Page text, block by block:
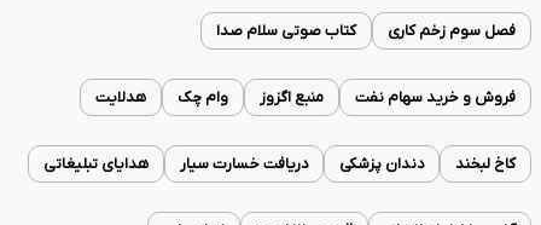
فصل سوم زخم کاری کتاب صوتی سلام صدا
فروش و خرید سهام نفت منبع اگزوز وام چک هدلایت
کاخ لبخند دندان پزشکی دریافت خسارت سیار هدایای تبلیغاتی